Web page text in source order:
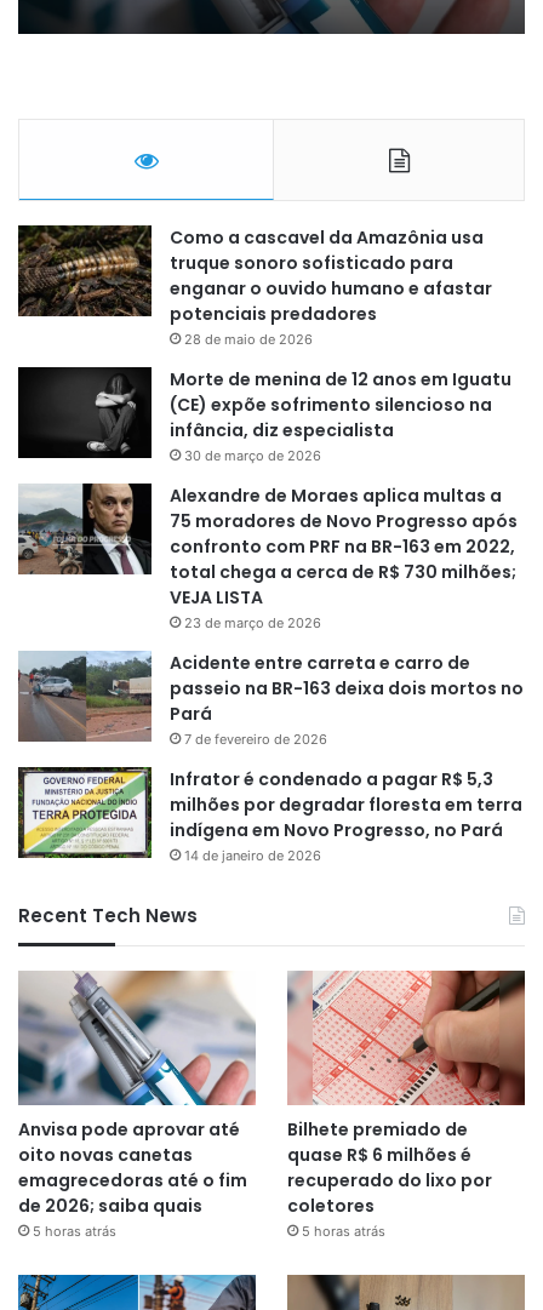
Como a cascavel da Amazônia usa
truque sonoro sofisticado para
enganar o ouvido humano e afastar
potenciais predadores
28 de maio de 2026
Morte de menina de 12 anos em Iguatu
(CE) expõe sofrimento silencioso na
infância, diz especialista
30 de março de 2026
Alexandre de Moraes aplica multas a
75 moradores de Novo Progresso após
confronto com PRF na BR-163 em 2022,
total chega a cerca de R$ 730 milhões;
VEJA LISTA
23 de março de 2026
Acidente entre carreta e carro de
passeio na BR-163 deixa dois mortos no
Pará
7 de fevereiro de 2026
Infrator é condenado a pagar R$ 5,3
milhões por degradar floresta em terra
indígena em Novo Progresso, no Pará
14 de janeiro de 2026
Recent Tech News
Anvisa pode aprovar até
oito novas canetas
emagrecedoras até o fim
de 2026; saiba quais
5 horas atrás
Bilhete premiado de
quase R$ 6 milhões é
recuperado do lixo por
coletores
5 horas atrás